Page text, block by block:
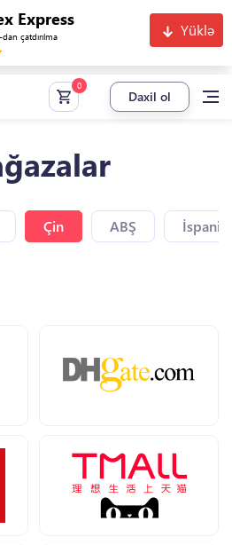
Express
çatdırılma Yüklə
Daxil ol
Çin ABŞ